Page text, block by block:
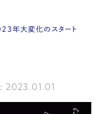
年大変化のスタート
2023.01.01